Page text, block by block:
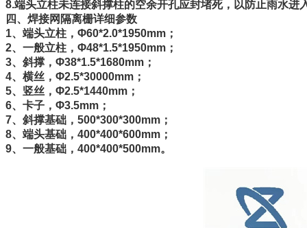
8.端头立柱未连接斜撑柱的空余开孔应封堵死，以防止雨水进
四、焊接网隔离栅详细参数
1、端头立柱，Φ60*2.0*1950mm；
2、一般立柱，Φ48*1.5*1950mm；
3、斜撑，Φ38*1.5*1680mm；
4、横丝，Φ2.5*30000mm；
5、竖丝，Φ2.5*1440mm；
6、卡子，Φ3.5mm；
7、斜撑基础，500*300*300mm；
8、端头基础，400*400*600mm；
9、一般基础，400*400*500mm。